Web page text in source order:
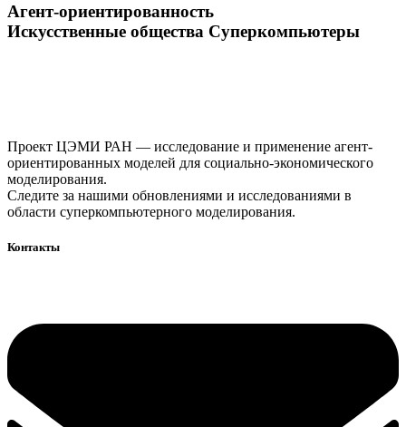
Агент-ориентированность
Искусственные общества Суперкомпьютеры
Проект ЦЭМИ РАН — исследование и применение агент-
ориентированных моделей для социально-экономического
моделирования.
Следите за нашими обновлениями и исследованиями в
области суперкомпьютерного моделирования.
Контакты